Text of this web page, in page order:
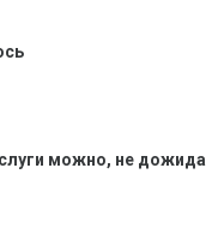
можно, не